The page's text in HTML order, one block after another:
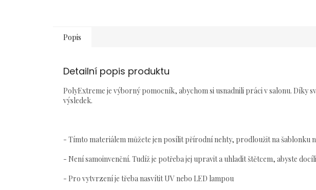
Popis
Detailní popis produktu
PolyExtreme je výborný pomocník, abychom si usnadnili práci v salonu. Díky
výsledek.
- Tímto materiálem můžete jen posílit přírodní nehty, prodloužit na šablonku
- Není samoinvenční. Tudíž je potřeba jej upravit a uhladit štětcem, abyste
- Pro vytvrzení je třeba nasvítit UV nebo LED lampou